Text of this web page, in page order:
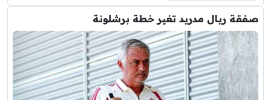
صفقة ريال مدريد تغير خطة برشلونة